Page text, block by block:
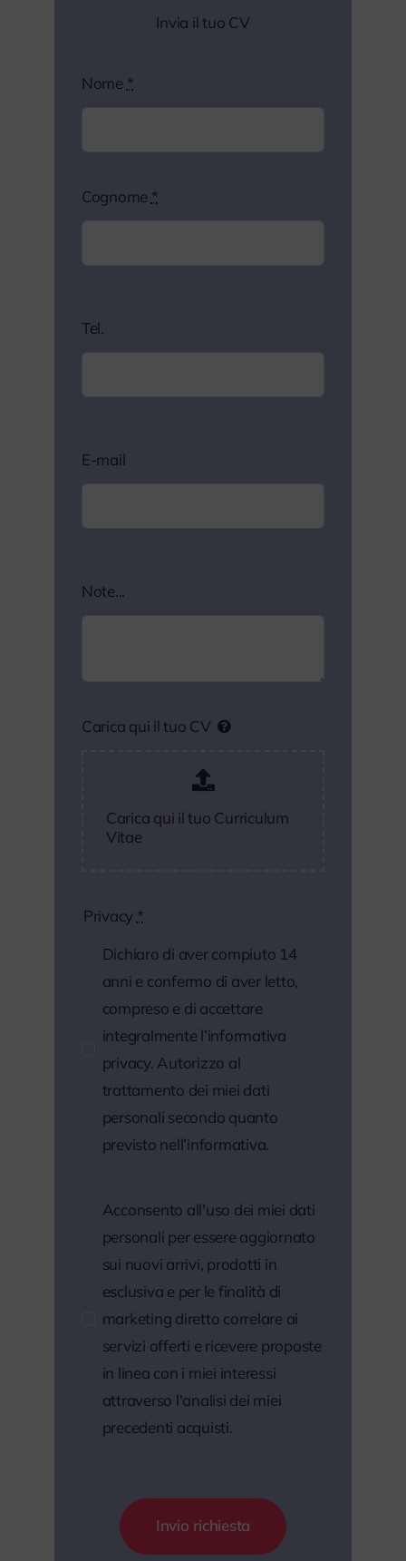
Invia il tuo CV
Nome *
Cognome *
Tel.
E-mail
Note...
Carica qui il tuo CV
Carica qui il tuo Curriculum
Vitae
Privacy *
Dichiaro di aver compiuto 14
anni e confermo di aver letto,
compreso e di accettare
integralmente l’informativa
privacy. Autorizzo al
trattamento dei miei dati
personali secondo quanto
previsto nell’informativa.
Acconsento all'uso dei miei dati
personali per essere aggiornato
sui nuovi arrivi, prodotti in
esclusiva e per le finalità di
marketing diretto correlare ai
servizi offerti e ricevere proposte
in linea con i miei interessi
attraverso l'analisi dei miei
precedenti acquisti.
Invio richiesta